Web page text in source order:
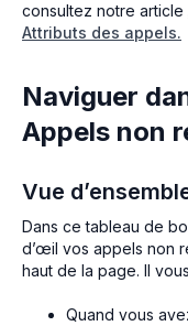
consultez notre article
Attributs des appels.
Naviguer
Appels non
Vue
Dans ce tableau de
d’œil vos appels non
haut de la page. Il
Quand vous